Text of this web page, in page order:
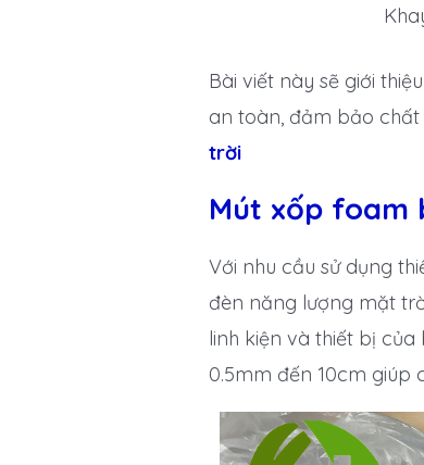
Bài viết này sẽ giới
an toàn, đảm bảo
trời
Mút xốp foam
Với nhu cầu sử dụng
đèn năng lượng mặt
linh kiện và thiết bị
0.5mm đến 10cm giúp